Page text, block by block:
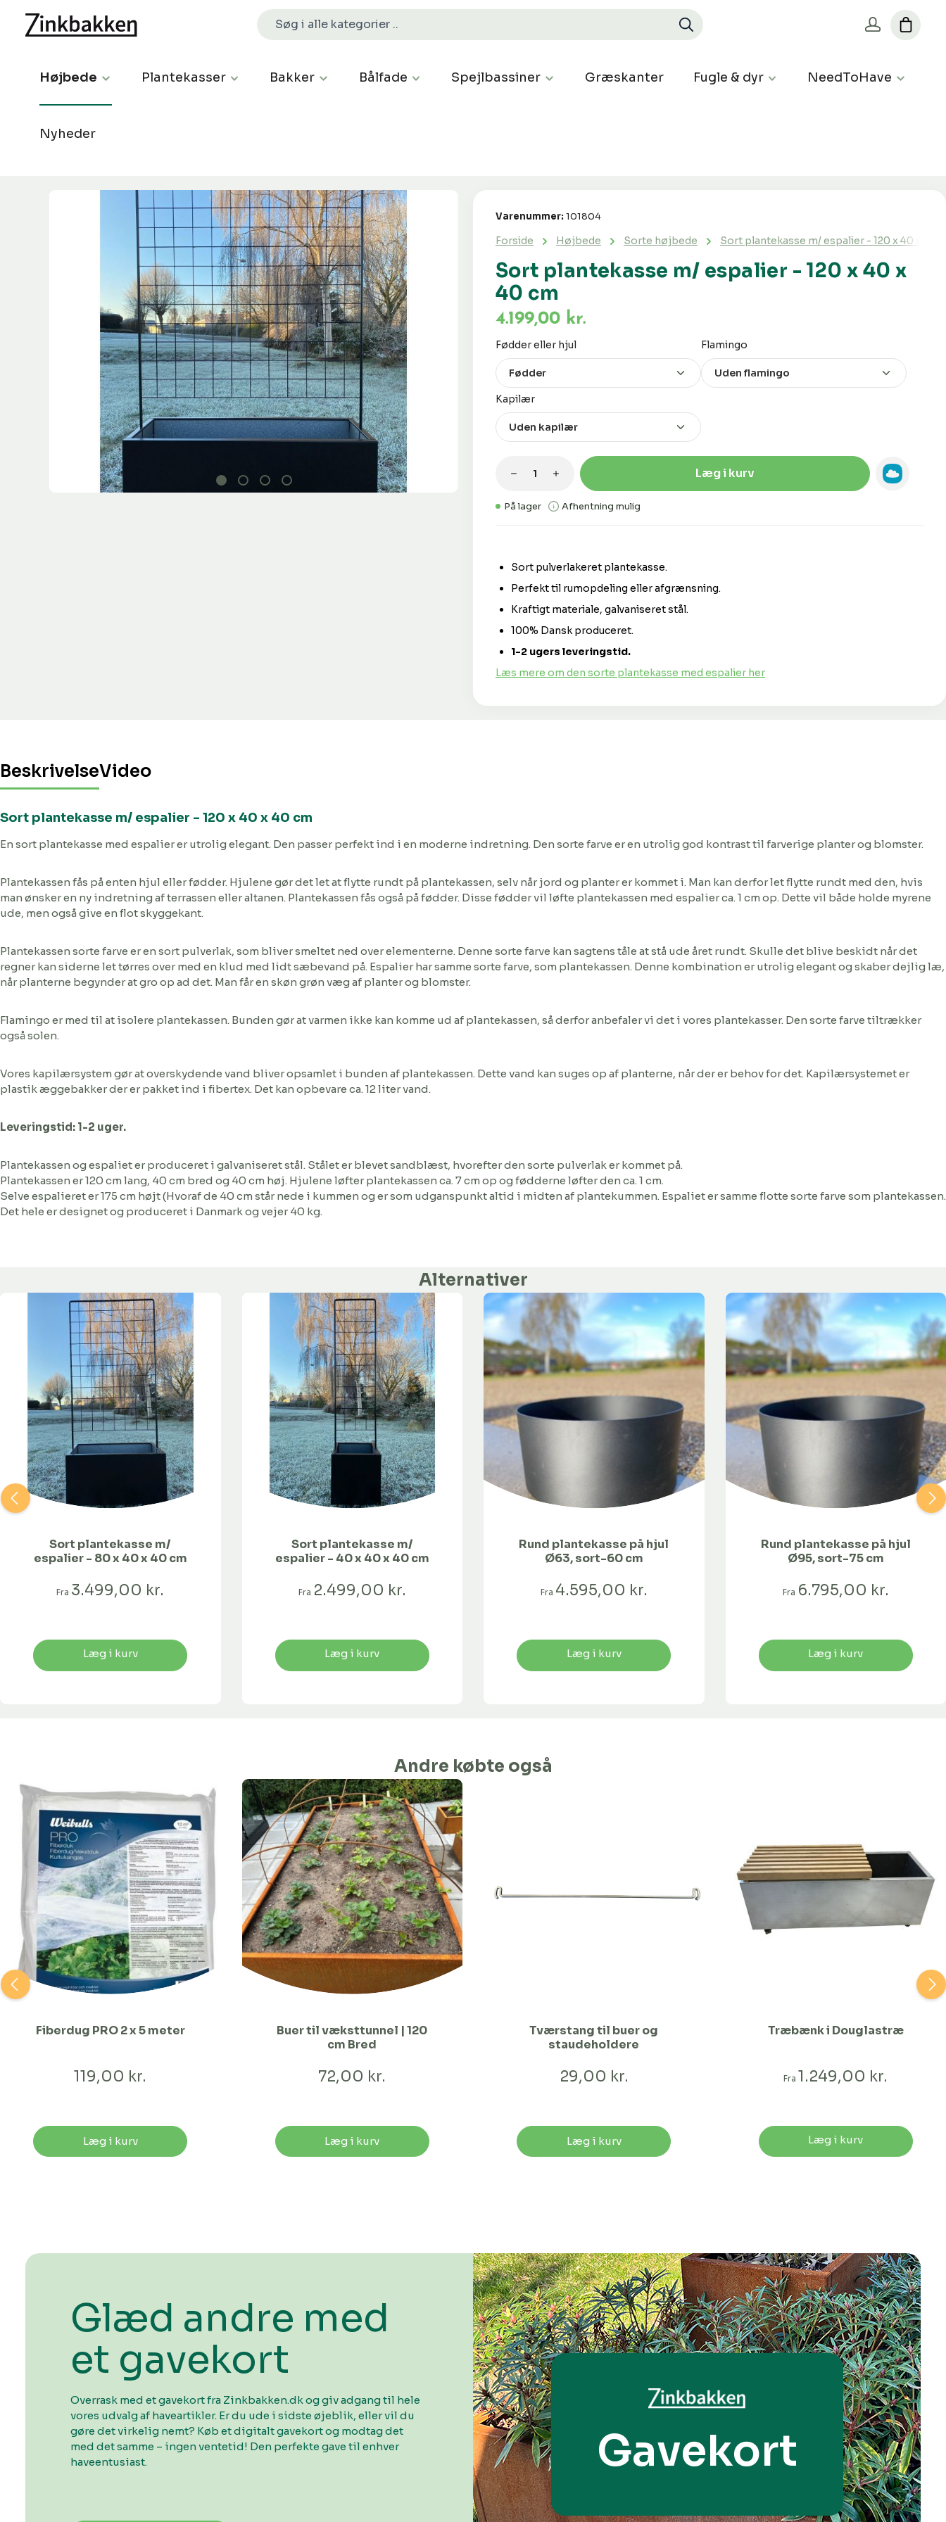
Højbede Plantekasser Bakker Bålfade Spejlbassiner Græskanter Fugle & dyr NeedToHave
Nyheder
Spring over billedgalleri
Sort plantekasse m/ espalier - 120 x 40 x
40 cm
Forside Højbede Sorte højbede Sort plantekasse m/ espalier - 120 x 40 x 40
Varenummer: 101804
Sort pulverlakeret plantekasse.
Perfekt til rumopdeling eller afgrænsning.
Kraftigt materiale, galvaniseret stål.
100% Dansk produceret.
1-2 ugers leveringstid.
Læs mere om den sorte plantekasse med espalier her
4.199,00 kr.
På lager Afhentning mulig
Vælg
Fødder eller hjul Vælg
Flamingo
Vælg
Kapilær
Produktmængde: Indtast den ønskede mængde,
Læg i kurv
BeskrivelseVideo
Sort plantekasse m/ espalier - 120 x 40 x 40 cm
En sort plantekasse med espalier er utrolig elegant. Den passer perfekt ind i en moderne indretning. Den sorte farve er en utrolig god kontrast til farverige planter og blomster.
Plantekassen fås på enten hjul eller fødder. Hjulene gør det let at flytte rundt på plantekassen, selv når jord og planter er kommet i. Man kan derfor let flytte rundt med den, hvis
man ønsker en ny indretning af terrassen eller altanen. Plantekassen fås også på fødder. Disse fødder vil løfte plantekassen med espalier ca. 1 cm op. Dette vil både holde myrene
ude, men også give en flot skyggekant.
Plantekassen sorte farve er en sort pulverlak, som bliver smeltet ned over elementerne. Denne sorte farve kan sagtens tåle at stå ude året rundt. Skulle det blive beskidt når det
regner kan siderne let tørres over med en klud med lidt sæbevand på. Espalier har samme sorte farve, som plantekassen. Denne kombination er utrolig elegant og skaber dejlig læ,
når planterne begynder at gro op ad det. Man får en skøn grøn væg af planter og blomster.
Flamingo er med til at isolere plantekassen. Bunden gør at varmen ikke kan komme ud af plantekassen, så derfor anbefaler vi det i vores plantekasser. Den sorte farve tiltrækker
også solen.
Vores kapilærsystem gør at overskydende vand bliver opsamlet i bunden af plantekassen. Dette vand kan suges op af planterne, når der er behov for det. Kapilærsystemet er
plastik æggebakker der er pakket ind i fibertex. Det kan opbevare ca. 12 liter vand.
Leveringstid: 1-2 uger.
Plantekassen og espaliet er produceret i galvaniseret stål. Stålet er blevet sandblæst, hvorefter den sorte pulverlak er kommet på.
Plantekassen er 120 cm lang, 40 cm bred og 40 cm høj. Hjulene løfter plantekassen ca. 7 cm op og fødderne løfter den ca. 1 cm.
Selve espalieret er 175 cm højt (Hvoraf de 40 cm står nede i kummen og er som udganspunkt altid i midten af plantekummen. Espaliet er samme flotte sorte farve som plantekassen.
Det hele er designet og produceret i Danmark og vejer 40 kg.
Alternativer
Sort plantekasse m/
espalier - 80 x 40 x 40 cm
Fra 3.499,00 kr.
Læg i kurv
Sort plantekasse m/
espalier - 40 x 40 x 40 cm
Fra 2.499,00 kr.
Læg i kurv
Rund plantekasse på hjul
Ø63, sort-60 cm
Fra 4.595,00 kr.
Læg i kurv
Rund plantekasse på hjul
Ø95, sort-75 cm
Fra 6.795,00 kr.
Læg i kurv
Andre købte også
Fiberdug PRO 2 x 5 meter
119,00 kr.
Læg i kurv
Buer til væksttunnel | 120
cm Bred
72,00 kr.
Læg i kurv
Tværstang til buer og
staudeholdere
29,00 kr.
Læg i kurv
Træbænk i Douglastræ
Fra 1.249,00 kr.
Læg i kurv
Glæd andre med
et gavekort
Overrask med et gavekort fra Zinkbakken.dk og giv adgang til hele
vores udvalg af haveartikler. Er du ude i sidste øjeblik, eller vil du
gøre det virkelig nemt? Køb et digitalt gavekort og modtag det
med det samme – ingen ventetid! Den perfekte gave til enhver
haveentusiast.
Gavekort